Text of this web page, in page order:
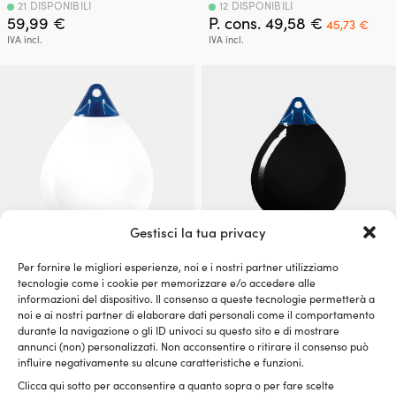
Gestisci la tua privacy
Per fornire le migliori esperienze, noi e i nostri partner utilizziamo
tecnologie come i cookie per memorizzare e/o accedere alle
informazioni del dispositivo. Il consenso a queste tecnologie permetterà a
noi e ai nostri partner di elaborare dati personali come il comportamento
durante la navigazione o gli ID univoci su questo sito e di mostrare
annunci (non) personalizzati. Non acconsentire o ritirare il consenso può
influire negativamente su alcune caratteristiche e funzioni.
Clicca qui sotto per acconsentire a quanto sopra o per fare scelte
59,99 €
IVA incl.
21 DISPONIBILI
P. cons. 49,58 € Il
prezzo
45,73 €Il
IVA incl.
12 DISPONIBILI
Parabordo Castro A-4HD, Ø53
cm, bianco
P. cons.89,99€Il
prezzo
originale
era:
79,99€Il
prezzo
attuale
è:
IVA incl.
30 DISPONIBILI
Parabordo Castro A-3HD, Ø46
cm, nero
59,99€
IVA incl.
15 DISPONIBILI